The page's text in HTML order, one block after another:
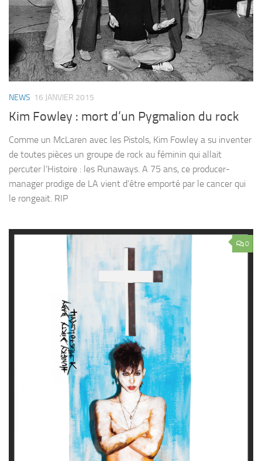
NEWS 16 JANVIER 2015
Kim Fowley : mort d’un Pygmalion du rock
Comme un McLaren avec les Pistols, Kim Fowley a su inventer
de toutes pièces un groupe de rock au féminin qui allait
percuter l’Histoire : les Runaways. A 75 ans, ce producer-
manager prodige de LA vient d’être emporté par le cancer qui
le rongeait. RIP
0